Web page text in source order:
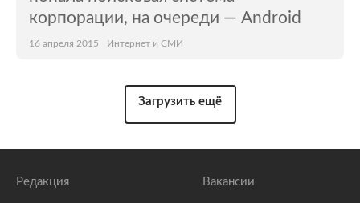
корпорации, на очереди — Android
16 апреля 2015 Интернет и СМИ
Загрузить ещё
Редакция Вакансии